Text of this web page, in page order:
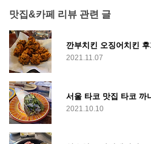
맛집&카페 리뷰 관련 글
깐부치킨 오징어치킨 후
2021.11.07
서울 타코 맛집 타코 까
2021.10.10